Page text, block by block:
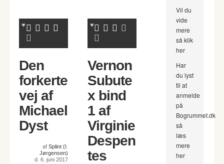
Den
forkerte
vej af
Michael
Dyst
af Splint (I.
Jørgensen)
d. 6. juni 2017
Vernon
Subute
x bind
1 af
Virginie
Despen
tes
Vil du
vide
mere
så klik
her
Har
du lyst
til at
anmelde
på
Bogrummet.dk
så
læs
mere
her